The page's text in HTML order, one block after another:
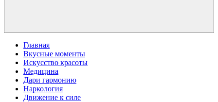
Главная
Вкусные моменты
Искусство красоты
Медицина
Дари гармонию
Наркология
Движение к силе